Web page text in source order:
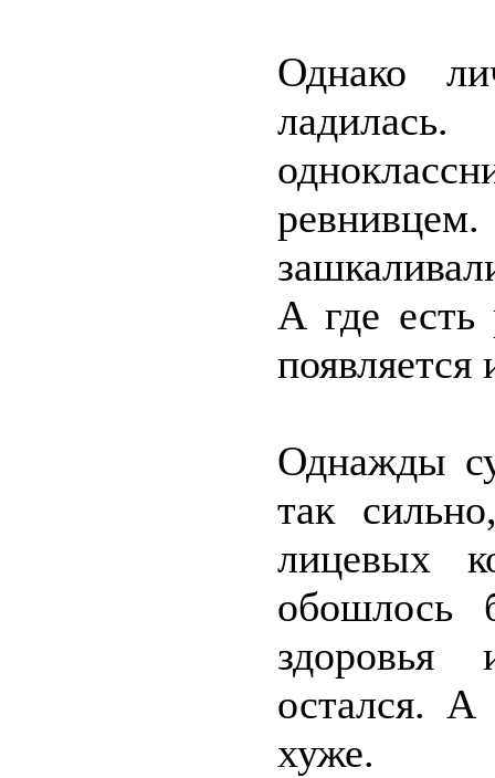
Однако
А где есть
появляется
Однажды
так
лицевых
обошлось
остался. А
хуже.